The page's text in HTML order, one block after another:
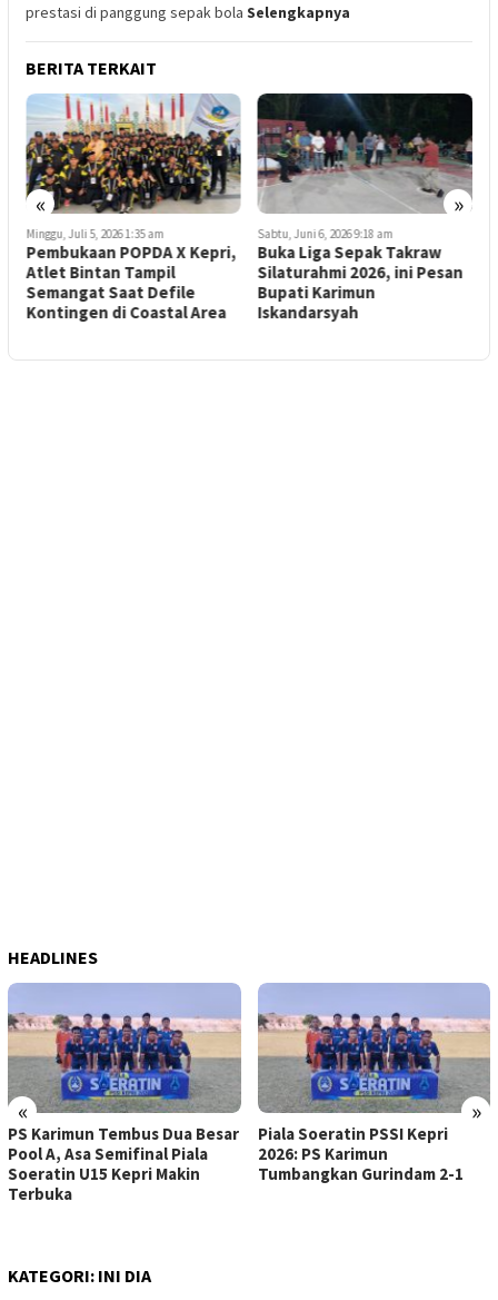
prestasi di panggung sepak bola Selengkapnya
BERITA TERKAIT
« »
Minggu, Juli 5, 2026 1:35 am
Pembukaan POPDA X Kepri,
Atlet Bintan Tampil
Semangat Saat Defile
Kontingen di Coastal Area
Sabtu, Juni 6, 2026 9:18 am
Buka Liga Sepak Takraw
Silaturahmi 2026, ini Pesan
Bupati Karimun
Iskandarsyah
HEADLINES
« »
PS Karimun Tembus Dua Besar
Pool A, Asa Semifinal Piala
Soeratin U15 Kepri Makin
Terbuka
Piala Soeratin PSSI Kepri
2026: PS Karimun
Tumbangkan Gurindam 2-1
KATEGORI: INI DIA